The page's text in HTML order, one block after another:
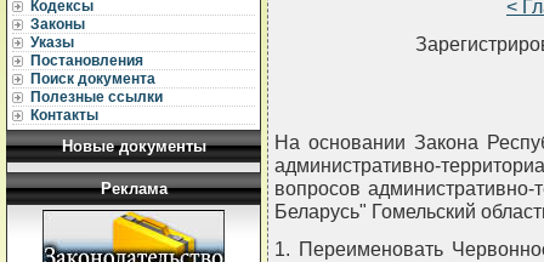
Кодексы
Законы
Указы
Постановления
Поиск документа
Полезные ссылки
Контакты
Новые документы
Реклама
<
На основании Закона
административно-
вопросов административно-
Беларусь" Гомельский
1. Переименовать